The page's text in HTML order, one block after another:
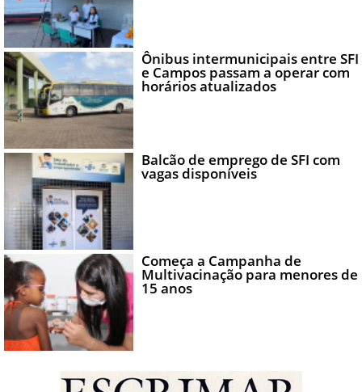
Ônibus intermunicipais entre SFI
e Campos passam a operar com
horários atualizados
Balcão de emprego de SFI com
vagas disponíveis
Começa a Campanha de
Multivacinação para menores de
15 anos